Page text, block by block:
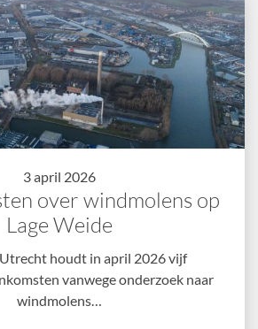
3 april 2026
over windmolens op
Lage Weide
houdt in april 2026 vijf
vanwege onderzoek naar
windmolens…